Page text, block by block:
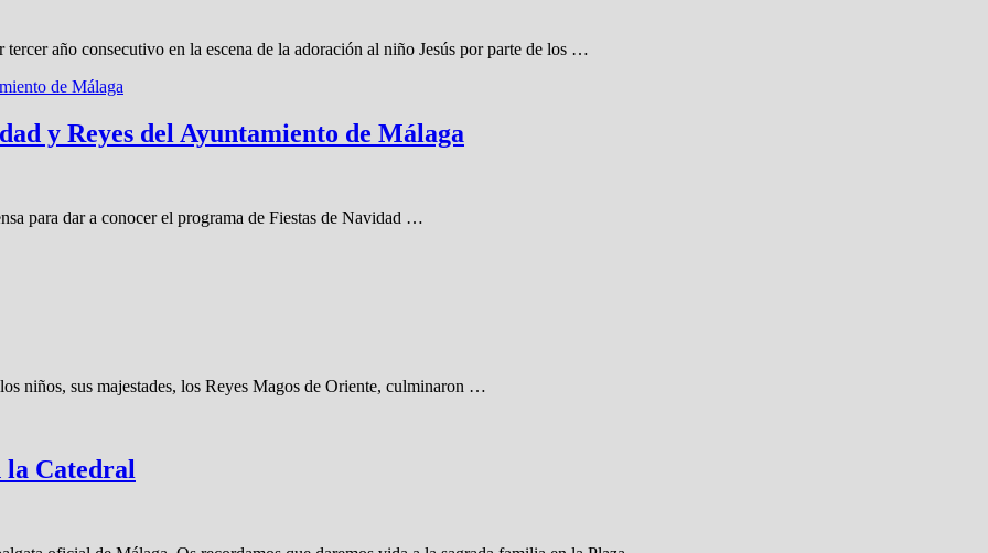
año consecutivo en la escena de la adoración al niño Jesús por parte de los …
y Reyes del Ayuntamiento de Málaga
para dar a conocer el programa de Fiestas de Navidad …
niños, sus majestades, los Reyes Magos de Oriente, culminaron …
la Catedral